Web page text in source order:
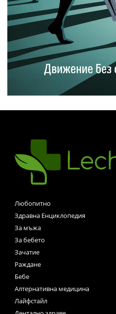
Любопитно
Здравна Енциклопедия
За мъжа
За бебето
Зачатие
Раждане
Бебе
Алтернативна медицина
Лайфстайл